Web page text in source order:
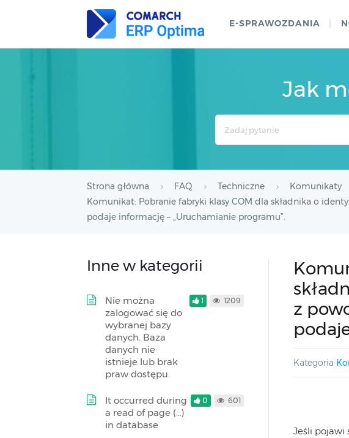
E-SPRAWOZDANIA
Jak
Strona główna FAQ Techniczne
Komunikaty
Komunikat: Pobranie fabryki klasy COM dla składnika o
podaje informację – „Uruchamianie programu”.
z
Kategoria
Jeśli pojawi
Inne w kategorii
Nie można
zalogować się do
wybranej bazy
danych. Baza
danych nie
istnieje lub brak
praw dostępu.
1 1209
It occurred during
a read of page (…)
in database
0 601